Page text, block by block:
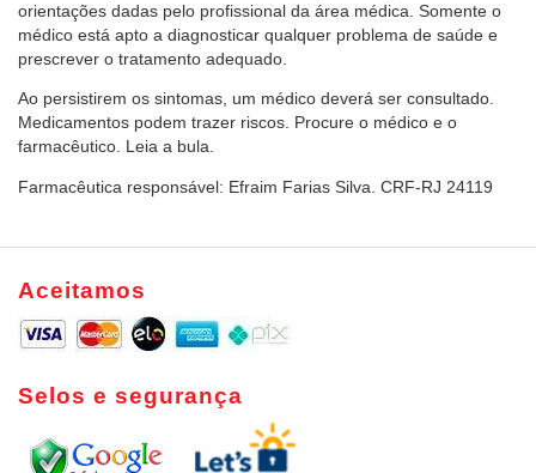
orientações dadas pelo profissional da área médica. Somente o
médico está apto a diagnosticar qualquer problema de saúde e
prescrever o tratamento adequado.
Ao persistirem os sintomas, um médico deverá ser consultado.
Medicamentos podem trazer riscos. Procure o médico e o
farmacêutico. Leia a bula.
Farmacêutica responsável: Efraim Farias Silva. CRF-RJ 24119
Aceitamos
Selos e segurança